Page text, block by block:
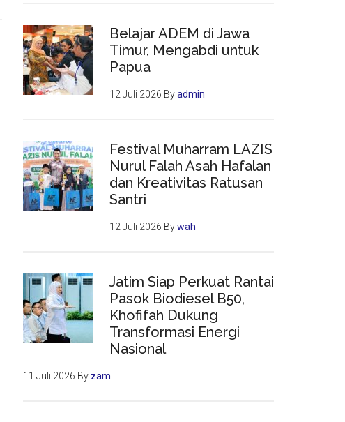
Belajar ADEM di Jawa
Timur, Mengabdi untuk
Papua
12 Juli 2026 Byadmin
Festival Muharram LAZIS
Nurul Falah Asah Hafalan
dan Kreativitas Ratusan
Santri
12 Juli 2026 Bywah
Jatim Siap Perkuat Rantai
Pasok Biodiesel B50,
Khofifah Dukung
Transformasi Energi
Nasional
11 Juli 2026 By zam